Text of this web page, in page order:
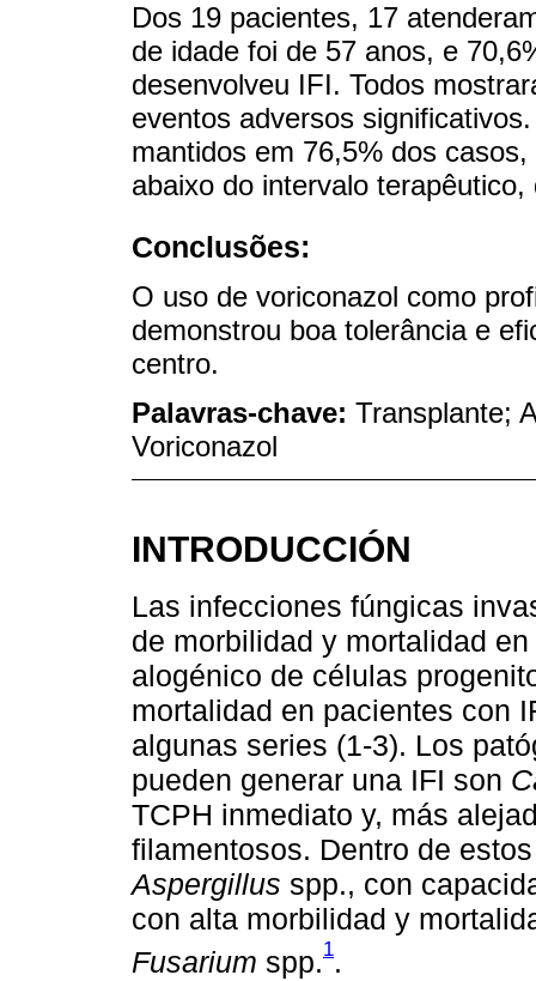
Dos 19 pacientes, 17
de idade foi de 57 anos, e
desenvolveu IFI. Todos
eventos adversos
mantidos em 76,5% dos
abaixo do intervalo
Conclusões:
O uso de voriconazol como
demonstrou boa tolerância e
centro.
Palavras-chave: Transplante;
Voriconazol
INTRODUCCIÓN
Las infecciones fúngicas
de morbilidad y mortalidad
alogénico de células
mortalidad en pacientes con
algunas series (1-3). Los
pueden generar una IFI son
TCPH inmediato y, más
filamentosos. Dentro de
Aspergillus spp., con
con alta morbilidad y
Fusarium spp.1.